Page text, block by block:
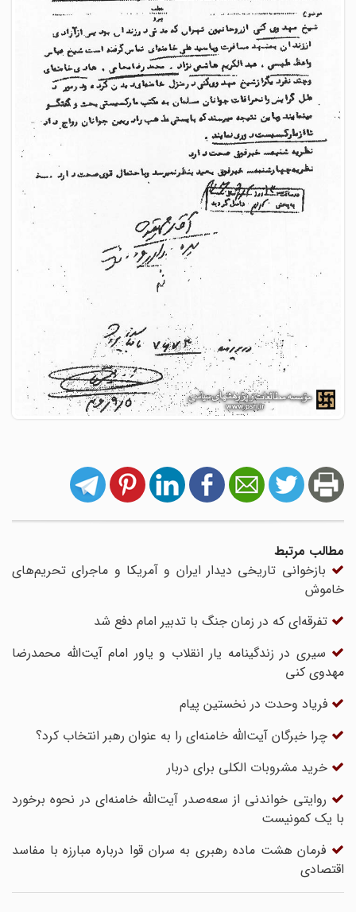
مطالب مرتبط
بازخوانی تاریخی دیدار ایران و آمریکا و ماجرای تحریم‌های
خاموش
تفرقه‌ای که در زمان جنگ با تدبیر امام دفع شد
سیری در زندگینامه یار انقلاب و یاور امام آیت‌الله محمدرضا
مهدوی کنی
فریاد وحدت در نخستین پیام
چرا خبرگان آیت‌الله خامنه‌ای را به عنوان رهبر انتخاب کرد؟
خرید مشروبات الکلی برای دربار
روایتی خواندنی از سعه‌صدر آیت‌الله خامنه‌ای در نحوه برخورد
با یک کمونیست‌
فرمان هشت ماده رهبری به سران قوا درباره مبارزه با مفاسد
اقتصادی